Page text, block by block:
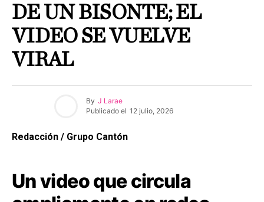
DE UN BISONTE; EL
VIDEO SE VUELVE
VIRAL
By J Larae
Publicado el 12 julio, 2026
Redacción / Grupo Cantón
Un video que circula